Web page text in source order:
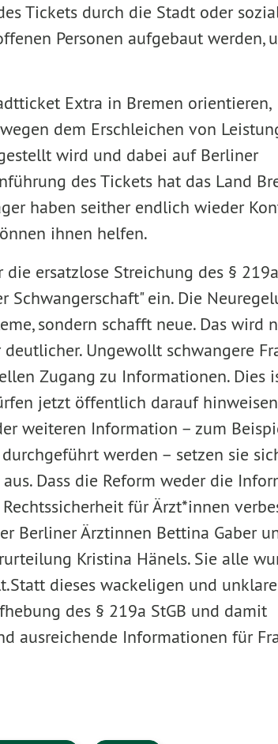
Tickets durch die Stadt oder
Personen aufgebaut werden,
Extra in Bremen orientieren,
dem Erschleichen von
wird und dabei auf Berliner
des Tickets hat das Land
haben seither endlich wieder
ihnen helfen.
ersatzlose Streichung des § 219a
Schwangerschaft" ein. Die
sondern schafft neue. Das wird
Ungewollt schwangere
Zugang zu Informationen. Dies
jetzt öffentlich darauf
weiteren Information – zum
werden – setzen sie
Dass die Reform weder die
für Ärzt*innen
Berliner Ärztinnen Bettina Gaber
Kristina Hänels. Sie alle
dieses wackeligen und
des § 219a StGB und damit
ausreichende Informationen für